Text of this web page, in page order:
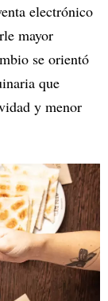
electrónico
mayor
se orientó
que
y menor